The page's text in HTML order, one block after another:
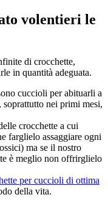
volentieri le
di crocchette,
in quantità adeguata.
cuccioli per abituarli a
nei primi mesi,
crocchette a cui
farglielo assaggiare ogni
ma se il nostro
è meglio non offrirglielo
per cuccioli di ottima
della vita.